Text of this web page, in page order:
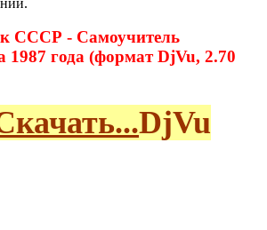
СССР - Самоучитель
1987 года (формат DjVu, 2.70
DjVu